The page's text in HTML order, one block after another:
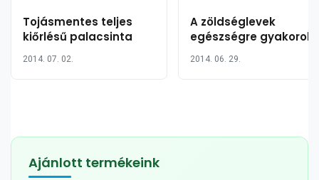
Tojásmentes teljes
kiőrlésű palacsinta
2014. 07. 02.
A zöldséglevek
egészségre gyakorolt
2014. 06. 29.
Ajánlott termékeink